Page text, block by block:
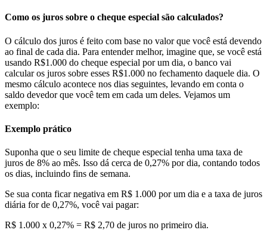
Como os juros sobre o cheque especial são calculados?
O cálculo dos juros é feito com base no valor que você está devendo
ao final de cada dia. Para entender melhor, imagine que, se você está
usando R$1.000 do cheque especial por um dia, o banco vai
calcular os juros sobre esses R$1.000 no fechamento daquele dia. O
mesmo cálculo acontece nos dias seguintes, levando em conta o
saldo devedor que você tem em cada um deles. Vejamos um
exemplo:
Exemplo prático
Suponha que o seu limite de cheque especial tenha uma taxa de
juros de 8% ao mês. Isso dá cerca de 0,27% por dia, contando todos
os dias, incluindo fins de semana.
Se sua conta ficar negativa em R$ 1.000 por um dia e a taxa de juros
diária for de 0,27%, você vai pagar:
R$ 1.000 x 0,27% = R$ 2,70 de juros no primeiro dia.